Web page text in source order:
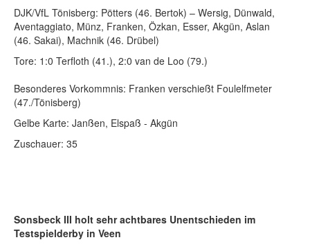
DJK/VfL Tönisberg: Pötters (46. Bertok) – Wersig, Dünwald,
Aventaggiato, Münz, Franken, Özkan, Esser, Akgün, Aslan
(46. Sakai), Machnik (46. Drübel)
Tore: 1:0 Terfloth (41.), 2:0 van de Loo (79.)
Besonderes Vorkommnis: Franken verschießt Foulelfmeter
(47./Tönisberg)
Gelbe Karte: Janßen, Elspaß - Akgün
Zuschauer: 35
Sonsbeck III holt sehr achtbares Unentschieden im
Testspielderby in Veen